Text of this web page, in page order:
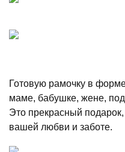
Готовую рамочку в
маме, бабушке, жене,
Это прекрасный
вашей любви и заботе.